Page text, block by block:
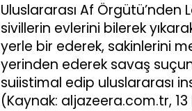
Uluslararası Af Örgütü’nden
sivillerin evlerini bilerek
yerle bir ederek, sakinlerini
yerinden ederek savaş
suiistimal edip uluslararası
(Kaynak: aljazeera.com.tr, 13